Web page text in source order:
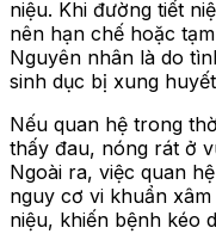
niệu. Khi đường tiết
nên hạn chế hoặc
Nguyên nhân là do
sinh dục bị xung
Nếu quan hệ trong
thấy đau, nóng rát ở
Ngoài ra, việc quan
nguy cơ vi khuẩn
niệu, khiến bệnh kéo